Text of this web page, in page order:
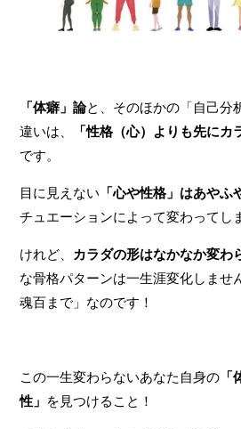
「体癖」論と、そのほかの「自己分
違いは、
「性格（心）よりも先にカ
です。
目に見えない 「心や性格」はあやふ
チュエーションによって変わってし
けれど、 カラダの形はなかなか変わ
な骨格パターンは一生涯変化しませ
魂百まで」なのです！
この一生変わらないあなた自身の
性」 を見つけること！